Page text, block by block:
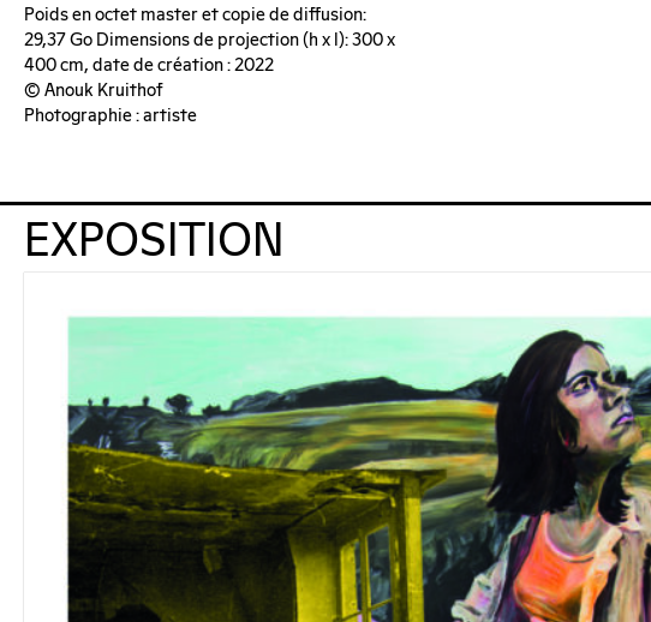
Poids en octet master et copie de diffusion:
29,37 Go Dimensions de projection (h x l): 300 x
400 cm, date de création : 2022
© Anouk Kruithof
Photographie : artiste
EXPOSITION